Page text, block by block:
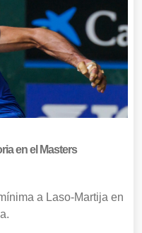
en el Masters
a Laso-Martija en